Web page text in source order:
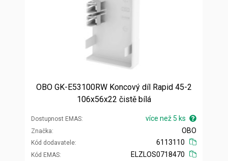
OBO GK-E53100RW Koncový díl Rapid 45-2
106x56x22 čistě bílá
Dostupnost EMAS více než 5 ks
Značka
Kód dodavatele
OBO
6113110
Kód EMAS
ELZLOS0718470